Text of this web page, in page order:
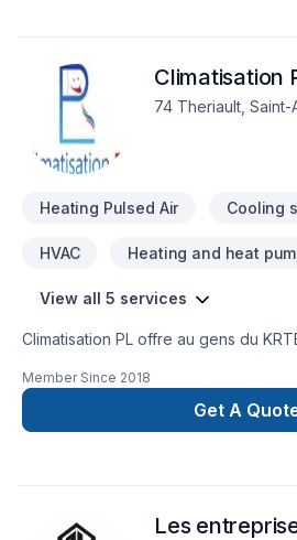
Climatisation
74 Theriault, Saint-
Heating Pulsed Air Cooling
HVAC Heating and heat
View all 5 services
Climatisation PL offre au gens du
budgets. Nous sommes
Sharp et Panasonic soutenus avec
Nous offrons aussi le service de
Member Since 2018
Get A
Les